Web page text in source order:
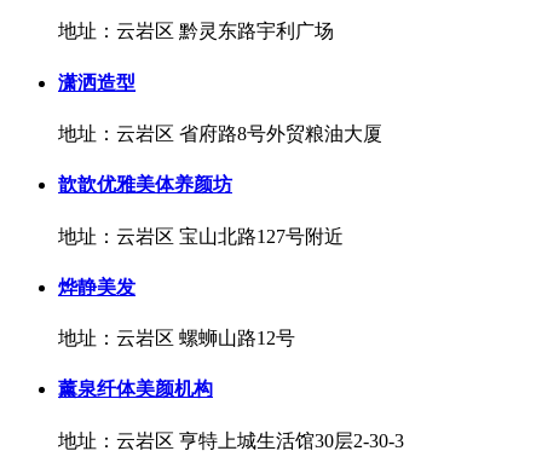
地址：云岩区 黔灵东路宇利广场
潇洒造型
地址：云岩区 省府路8号外贸粮油大厦
歆歆优雅美体养颜坊
地址：云岩区 宝山北路127号附近
烨静美发
地址：云岩区 螺蛳山路12号
薰泉纤体美颜机构
地址：云岩区 亨特上城生活馆30层2-30-3